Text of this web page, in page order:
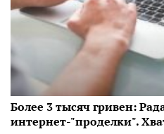
Более 3 тысяч гривен:
интернет-"проделки".